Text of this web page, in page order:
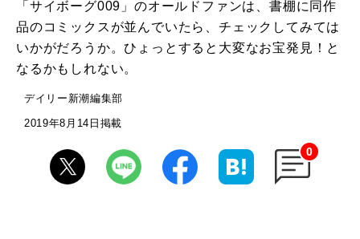
「サイボーグ009」のオールドファンは、書棚に同作
品のコミックスが並んでいたら、チェックしてみては
いかがだろうか。ひょっとすると大変なお宝発見！と
なるかもしれない。
デイリー新潮編集部
2019年8月14日掲載
0